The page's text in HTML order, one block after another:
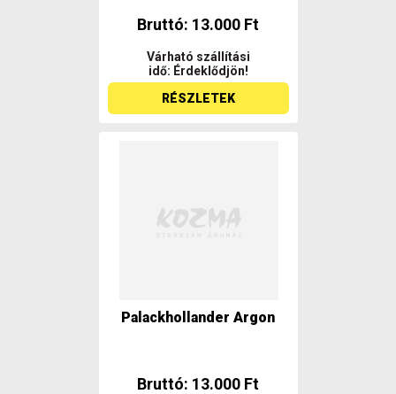
Bruttó: 13.000 Ft
Várható szállítási
idő: Érdeklődjön!
RÉSZLETEK
Palackhollander Argon
Bruttó: 13.000 Ft